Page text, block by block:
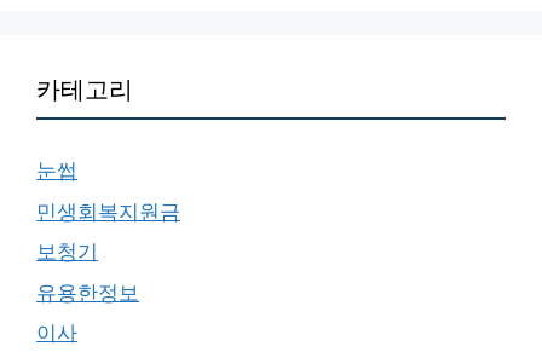
카테고리
눈썹
민생회복지원금
보청기
유용한정보
이사